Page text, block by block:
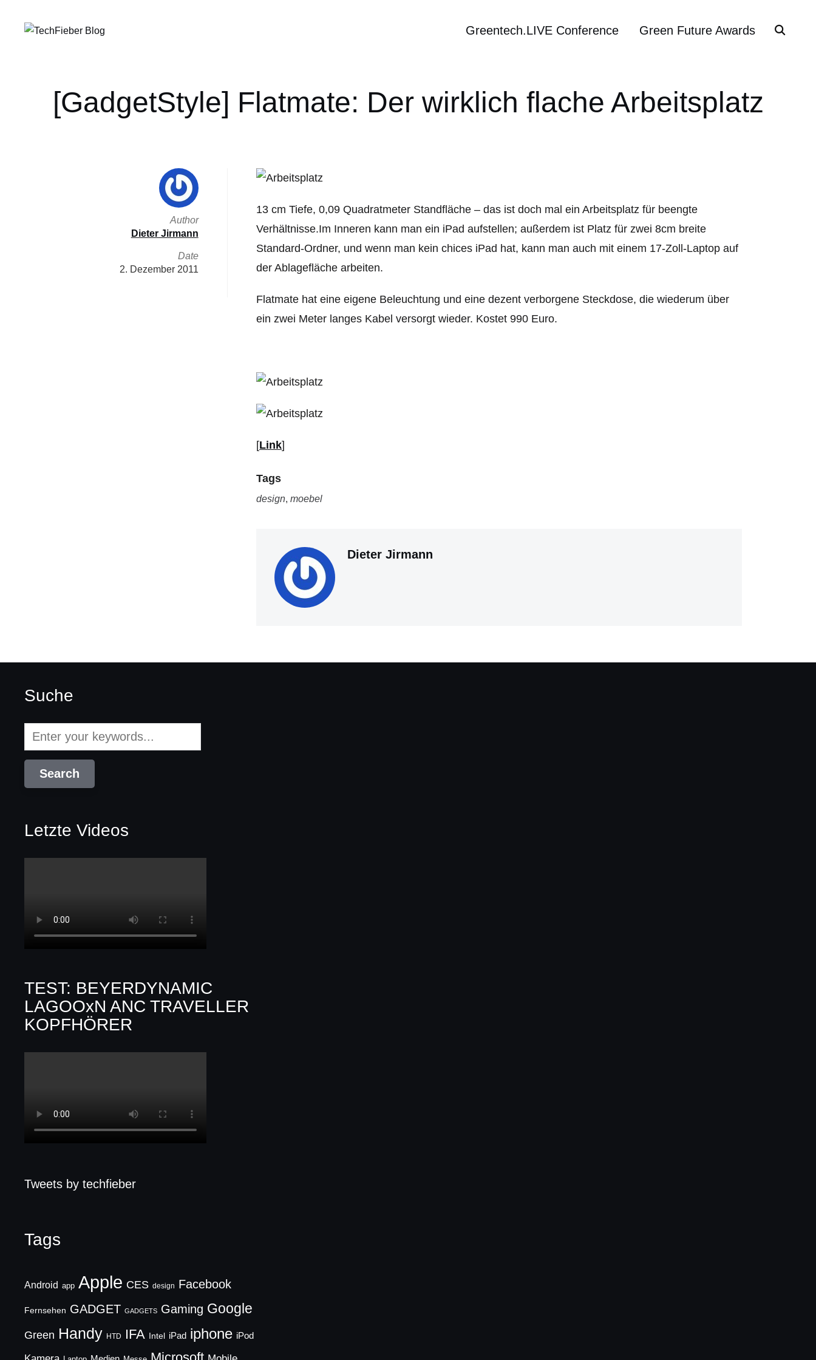
Greentech.LIVE Conference Green Future Awards
[GadgetStyle] Flatmate: Der wirklich flache Arbeitsplatz
13 cm Tiefe, 0,09 Quadratmeter Standfläche – das ist doch mal ein Arbeitsplatz für beengte
Verhältnisse.Im Inneren kann man ein iPad aufstellen; außerdem ist Platz für zwei 8cm breite
Standard-Ordner, und wenn man kein chices iPad hat, kann man auch mit einem 17-Zoll-Laptop auf
der Ablagefläche arbeiten.
Flatmate hat eine eigene Beleuchtung und eine dezent verborgene Steckdose, die wiederum über
ein zwei Meter langes Kabel versorgt wieder. Kostet 990 Euro.
[Link]
Tags
design, moebel
Dieter Jirmann
Author
Dieter Jirmann
Date
2. Dezember 2011
Suche
Letzte Videos
TEST: BEYERDYNAMIC
LAGOOxN ANC TRAVELLER
KOPFHÖRER
Tweets by techfieber
Tags
Android app Apple CES design Facebook
Fernsehen GADGET GADGETS Gaming Google
Green Handy HTD IFA Intel iPad iphone iPod